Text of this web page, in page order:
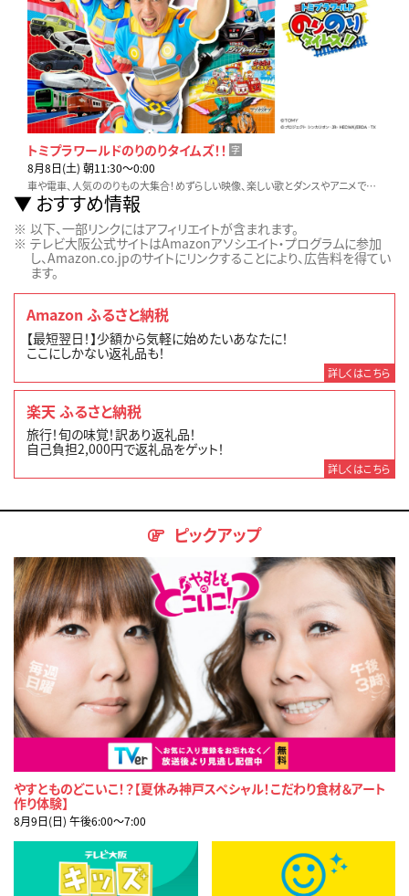
トミプラワールドのりのりタイムズ！！ 字
8月8日(土) 朝11:30〜0:00
車や電車、人気ののりもの大集合！めずらしい映像、楽しい歌とダンスやアニメでのりタイのりものゼッタイ見つかる！のりもの情報キッズバラエティ
おすすめ情報
以下、一部リンクにはアフィリエイトが含まれます。
テレビ大阪公式サイトはAmazonアソシエイト・プログラムに参加
し、Amazon.co.jpのサイトにリンクすることにより、広告料を得てい
ます。
Amazon ふるさと納税
【最短翌日！】少額から気軽に始めたいあなたに！
ここにしかない返礼品も！
詳しくはこちら
楽天 ふるさと納税
旅行！旬の味覚！訳あり返礼品！
自己負担2,000円で返礼品をゲット！
詳しくはこちら
ピックアップ
やすとものどこいこ！？【夏休み神戸スペシャル！こだわり食材＆アート
作り体験】
8月9日(日) 午後6:00〜7:00